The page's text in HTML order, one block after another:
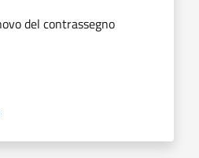
del contrassegno